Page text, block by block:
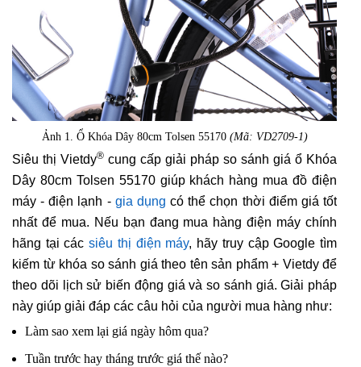
Ảnh 1. Ổ Khóa Dây 80cm Tolsen 55170 (Mã: VD2709-1)
Siêu thị Vietdy® cung cấp giải pháp so sánh giá ổ Khóa
Dây 80cm Tolsen 55170 giúp khách hàng mua đồ điện
máy - điện lạnh - gia dụng có thể chọn thời điểm giá tốt
nhất để mua. Nếu bạn đang mua hàng điện máy chính
hãng tại cácsiêu thị điện máy, hãy truy cập Google tìm
kiếm từ khóa so sánh giá theo tên sản phẩm + Vietdy để
theo dõi lịch sử biến động giá và so sánh giá. Giải pháp
này giúp giải đáp các câu hỏi của người mua hàng như:
Làm sao xem lại giá ngày hôm qua?
Tuần trước hay tháng trước giá thế nào?